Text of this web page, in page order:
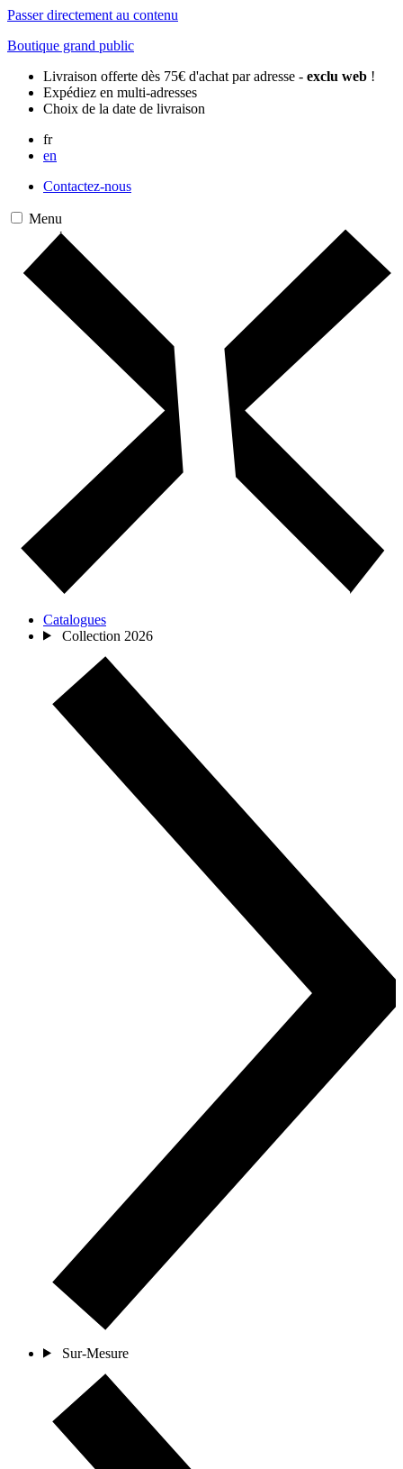
Passer directement au contenu
Boutique grand public
Livraison offerte dès 75€ d'achat par adresse - exclu web !
Expédiez en multi-adresses
Choix de la date de livraison
fr
en
Contactez-nous
Menu
Catalogues
Collection 2026
Sur-Mesure